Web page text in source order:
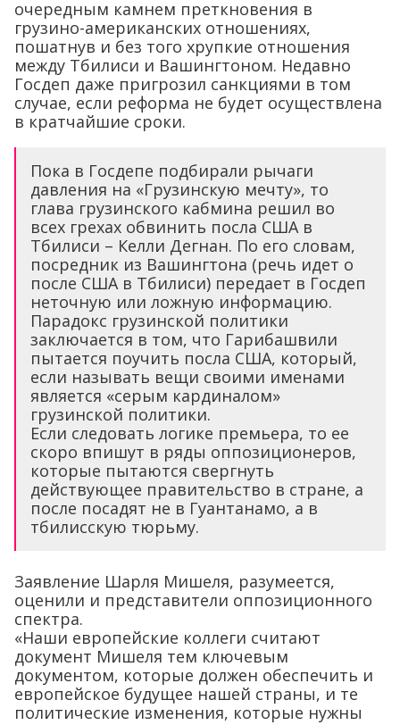
очередным камнем преткновения в
грузино-американских отношениях,
пошатнув и без того хрупкие отношения
между Тбилиси и Вашингтоном. Недавно
Госдеп даже пригрозил санкциями в том
случае, если реформа не будет осуществлена
в кратчайшие сроки.
Пока в Госдепе подбирали рычаги
давления на «Грузинскую мечту», то
глава грузинского кабмина решил во
всех грехах обвинить посла США в
Тбилиси – Келли Дегнан. По его словам,
посредник из Вашингтона (речь идет о
после США в Тбилиси) передает в Госдеп
неточную или ложную информацию.
Парадокс грузинской политики
заключается в том, что Гарибашвили
пытается поучить посла США, который,
если называть вещи своими именами
является «серым кардиналом»
грузинской политики.
Если следовать логике премьера, то ее
скоро впишут в ряды оппозиционеров,
которые пытаются свергнуть
действующее правительство в стране, а
после посадят не в Гуантанамо, а в
тбилисскую тюрьму.
Заявление Шарля Мишеля, разумеется,
оценили и представители оппозиционного
спектра.
«Наши европейские коллеги считают
документ Мишеля тем ключевым
документом, которые должен обеспечить и
европейское будущее нашей страны, и те
политические изменения, которые нужны